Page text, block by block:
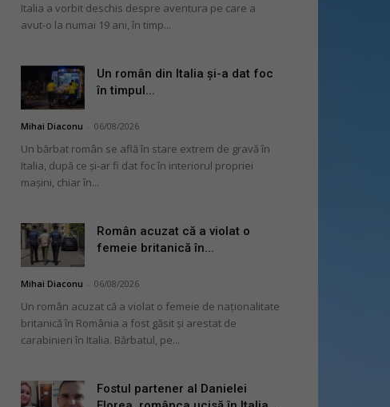
Italia a vorbit deschis despre aventura pe care a
avut-o la numai 19 ani, în timp...
Un român din Italia și-a dat foc
în timpul...
Mihai Diaconu 06/08/2026
Un bărbat român se află în stare extrem de gravă în
Italia, după ce și-ar fi dat foc în interiorul propriei
mașini, chiar în...
Român acuzat că a violat o
femeie britanică în...
Mihai Diaconu 06/08/2026
Un român acuzat că a violat o femeie de naționalitate
britanică în România a fost găsit și arestat de
carabinieri în Italia. Bărbatul, pe...
Fostul partener al Danielei